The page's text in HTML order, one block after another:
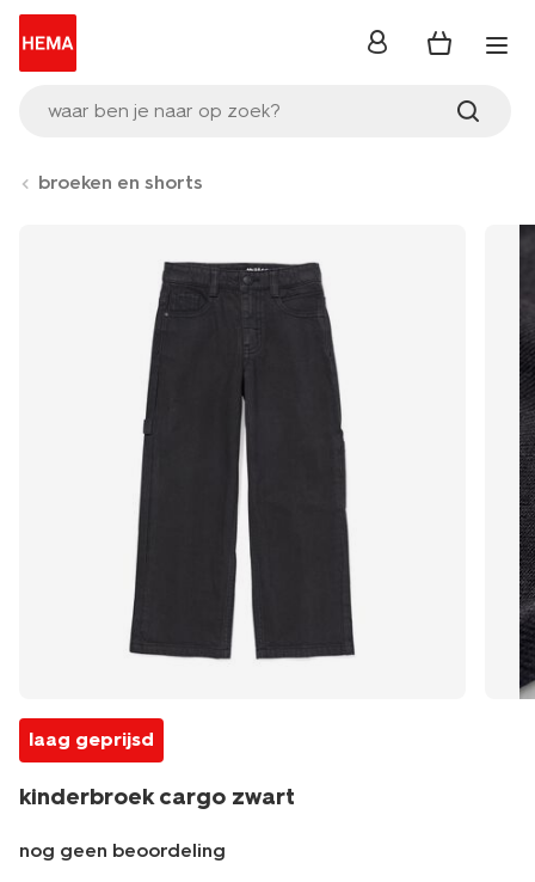
waar ben je naar op zoek?
inloggen
broeken en shorts
laag geprijsd
kinderbroek cargo zwart
nog geen beoordeling